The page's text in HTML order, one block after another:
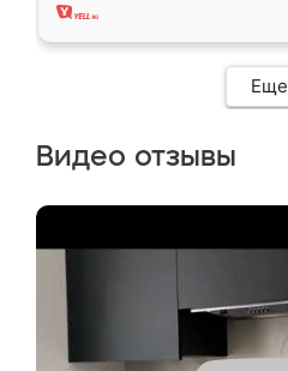
Еще
Видео отзывы